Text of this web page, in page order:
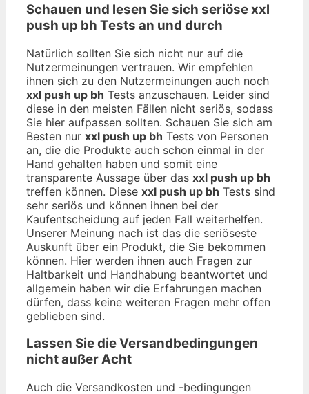
Schauen und lesen Sie sich seriösexxl
push up bh Tests an und durch
Natürlich sollten Sie sich nicht nur auf die
Nutzermeinungen vertrauen. Wir empfehlen
ihnen sich zu den Nutzermeinungen auch noch
xxl push up bh Tests anzuschauen. Leider sind
diese in den meisten Fällen nicht seriös, sodass
Sie hier aufpassen sollten. Schauen Sie sich am
Besten nur xxl push up bh Tests von Personen
an, die die Produkte auch schon einmal in der
Hand gehalten haben und somit eine
transparente Aussage über das xxl push up bh
treffen können. Diese xxl push up bh Tests sind
sehr seriös und können ihnen bei der
Kaufentscheidung auf jeden Fall weiterhelfen.
Unserer Meinung nach ist das die seriöseste
Auskunft über ein Produkt, die Sie bekommen
können. Hier werden ihnen auch Fragen zur
Haltbarkeit und Handhabung beantwortet und
allgemein haben wir die Erfahrungen machen
dürfen, dass keine weiteren Fragen mehr offen
geblieben sind.
Lassen Sie die Versandbedingungen
nicht außer Acht
Auch die Versandkosten und -bedingungen